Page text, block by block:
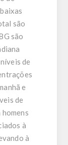
são
são
de
e
de
à
à